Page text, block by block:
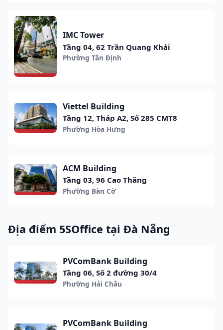
IMC Tower
Tầng 04, 62 Trần Quang Khải
Phường Tân Định
Viettel Building
Tầng 12, Tháp A2, Số 285 CMT8
Phường Hòa Hưng
ACM Building
Tầng 03, 96 Cao Thắng
Phường Bàn Cờ
Địa điểm 5SOffice tại Đà Nẵng
PVComBank Building
Tầng 06, Số 2 đường 30/4
Phường Hải Châu
PVComBank Building